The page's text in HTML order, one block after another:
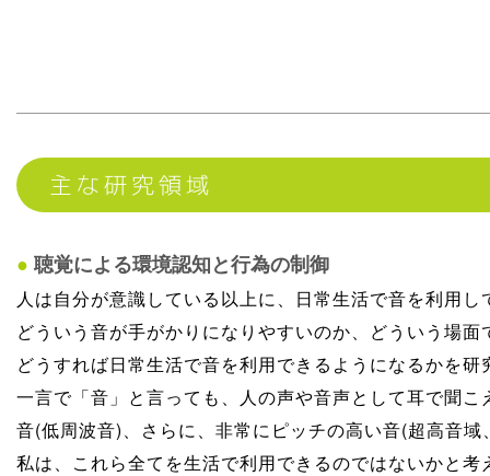
主な研究領域
● 聴覚による環境認知と行為の制御
人は自分が意識している以上に、日常生活で音を利用し
どういう音が手がかりになりやすいのか、どういう場
どうすれば日常生活で音を利用できるようになるかを研
一言で「音」と言っても、人の声や音声として耳で聞
音(低周波音)、さらに、非常にピッチの高い音(超高音
私は、これら全てを生活で利用できるのではないかと